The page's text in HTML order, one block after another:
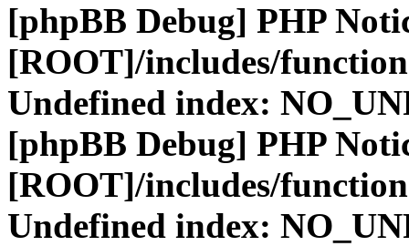
[phpBB Debug] PHP
[ROOT]/includes/
Undefined index:
[phpBB Debug] PHP
[ROOT]/includes/
Undefined index: